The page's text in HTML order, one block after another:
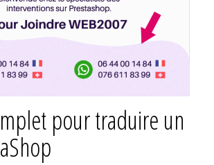
pour traduire un